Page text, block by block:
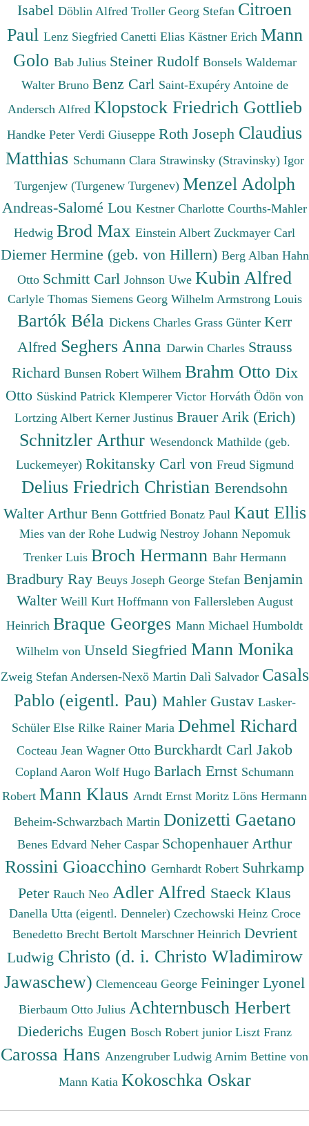
Isabel Döblin Alfred Troller Georg Stefan Citroen
Paul Lenz Siegfried Canetti Elias Kästner Erich Mann
Golo Bab Julius Steiner Rudolf Bonsels Waldemar
Walter Bruno Benz Carl Saint-Exupéry Antoine de
Andersch Alfred Klopstock Friedrich Gottlieb
Handke Peter Verdi Giuseppe Roth Joseph Claudius
Matthias Schumann Clara Strawinsky (Stravinsky) Igor
Turgenjew (Turgenew Turgenev) Menzel Adolph
Andreas-Salomé Lou Kestner Charlotte Courths-Mahler
Hedwig Brod Max Einstein Albert Zuckmayer Carl
Diemer Hermine (geb. von Hillern) Berg Alban Hahn
Otto Schmitt Carl Johnson Uwe Kubin Alfred
Carlyle Thomas Siemens Georg Wilhelm Armstrong Louis
Bartók Béla Dickens Charles Grass Günter Kerr
Alfred Seghers Anna Darwin Charles Strauss
Richard Bunsen Robert Wilhem Brahm Otto Dix
Otto Süskind Patrick Klemperer Victor Horváth Ödön von
Lortzing Albert Kerner Justinus Brauer Arik (Erich)
Schnitzler Arthur Wesendonck Mathilde (geb.
Luckemeyer) Rokitansky Carl von Freud Sigmund
Delius Friedrich Christian Berendsohn
Walter Arthur Benn Gottfried Bonatz Paul Kaut Ellis
Mies van der Rohe Ludwig Nestroy Johann Nepomuk
Trenker Luis Broch Hermann Bahr Hermann
Bradbury Ray Beuys Joseph George Stefan Benjamin
Walter Weill Kurt Hoffmann von Fallersleben August
Heinrich Braque Georges Mann Michael Humboldt
Wilhelm von Unseld Siegfried Mann Monika
Zweig Stefan Andersen-Nexö Martin Dalì Salvador Casals
Pablo (eigentl. Pau) Mahler Gustav Lasker-
Schüler Else Rilke Rainer Maria Dehmel Richard
Cocteau Jean Wagner Otto Burckhardt Carl Jakob
Copland Aaron Wolf Hugo Barlach Ernst Schumann
Robert Mann Klaus Arndt Ernst Moritz Löns Hermann
Beheim-Schwarzbach Martin Donizetti Gaetano
Benes Edvard Neher Caspar Schopenhauer Arthur
Rossini Gioacchino Gernhardt Robert Suhrkamp
Peter Rauch Neo Adler Alfred Staeck Klaus
Danella Utta (eigentl. Denneler) Czechowski Heinz Croce
Benedetto Brecht Bertolt Marschner Heinrich Devrient
Ludwig Christo (d. i. Christo Wladimirow
Jawaschew) Clemenceau George Feininger Lyonel
Bierbaum Otto Julius Achternbusch Herbert
Diederichs Eugen Bosch Robert junior Liszt Franz
Carossa Hans Anzengruber Ludwig Arnim Bettine von
Mann Katia Kokoschka Oskar